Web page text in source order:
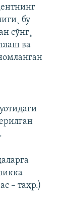
бу
сўнг¸
ва
– таҳр.)